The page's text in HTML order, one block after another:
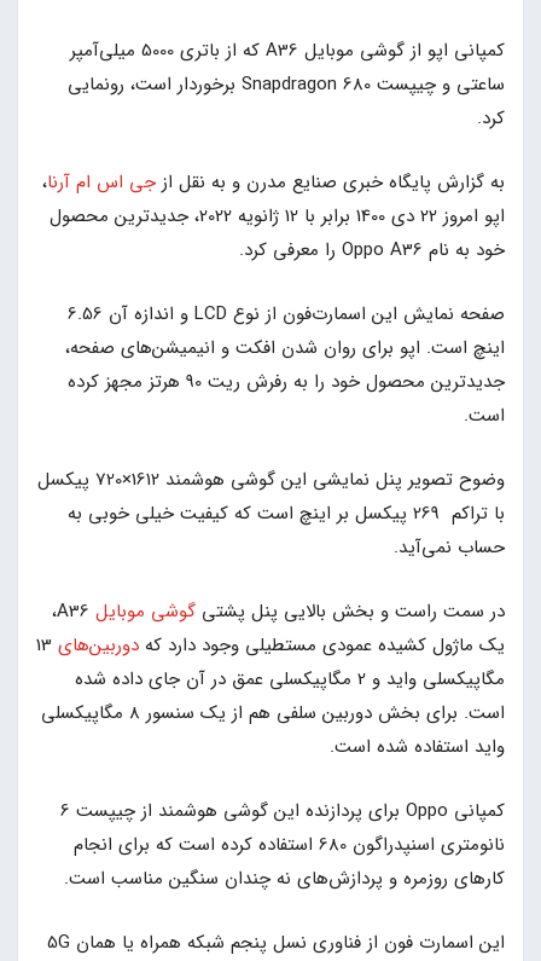
کمپانی اپو از گوشی موبایل A36 که از باتری 5000 میلی‌آمپر
ساعتی و چیپست Snapdragon 680 برخوردار است، رونمایی
کرد.
به گزارش پایگاه خبری صنایع مدرن و به نقل از جی اس ام آرنا،
اپو امروز 22 دی 1400 برابر با 12 ژانویه 2022، جدیدترین محصول
خود به نام Oppo A36 را معرفی کرد.
صفحه نمایش این اسمارت‌فون از نوع LCD و اندازه آن 6.56
اینچ است. اپو برای روان شدن افکت و انیمیشن‌های صفحه،
جدیدترین محصول خود را به رفرش ریت 90 هرتز مجهز کرده
است.
وضوح تصویر پنل نمایشی این گوشی هوشمند 1612×720 پیکسل
با تراکم 269 پیکسل بر اینچ است که کیفیت خیلی خوبی به
حساب نمی‌آید.
در سمت راست و بخش بالایی پنل پشتی گوشی موبایل
A36،
یک ماژول کشیده عمودی مستطیلی وجود دارد که دوربین‌های 13
مگاپیکسلی واید و 2 مگاپیکسلی عمق در آن‌ جای داده شده
است. برای بخش دوربین سلفی هم از یک سنسور 8 مگاپیکسلی
واید استفاده شده است.
کمپانی Oppo برای پردازنده این گوشی هوشمند از چیپست‌ 6
نانومتری اسنپدراگون 680 استفاده کرده است که برای انجام
کارهای روزمره و پردازش‌های نه چندان سنگین مناسب است.
این اسمارت فون از فناوری نسل پنجم شبکه همراه یا همان 5G